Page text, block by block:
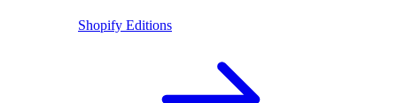
Shopify Editions